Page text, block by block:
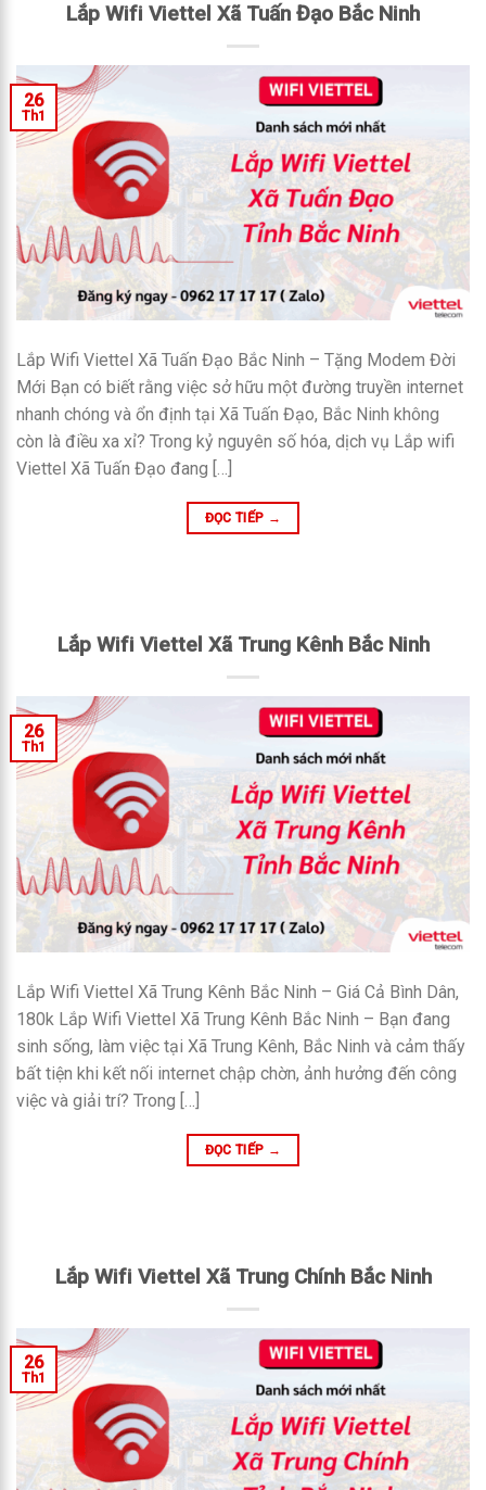
Lắp Wifi Viettel Xã Tuấn Đạo Bắc Ninh
26
Th1
Lắp Wifi Viettel Xã Tuấn Đạo Bắc Ninh – Tặng Modem Đời
Mới Bạn có biết rằng việc sở hữu một đường truyền internet
nhanh chóng và ổn định tại Xã Tuấn Đạo, Bắc Ninh không
còn là điều xa xỉ? Trong kỷ nguyên số hóa, dịch vụ Lắp wifi
Viettel Xã Tuấn Đạo đang […]
ĐỌC TIẾP →
Lắp Wifi Viettel Xã Trung Kênh Bắc Ninh
26
Th1
Lắp Wifi Viettel Xã Trung Kênh Bắc Ninh – Giá Cả Bình Dân,
180k Lắp Wifi Viettel Xã Trung Kênh Bắc Ninh – Bạn đang
sinh sống, làm việc tại Xã Trung Kênh, Bắc Ninh và cảm thấy
bất tiện khi kết nối internet chập chờn, ảnh hưởng đến công
việc và giải trí? Trong […]
ĐỌC TIẾP →
Lắp Wifi Viettel Xã Trung Chính Bắc Ninh
26
Th1